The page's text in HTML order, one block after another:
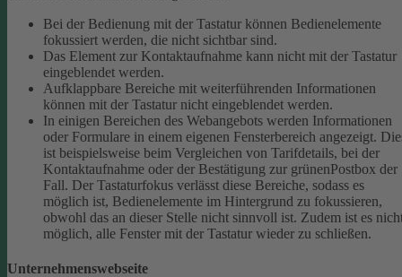
Bei der Bedienung mit der Tastatur können Bedienelemente
fokussiert werden, die nicht sichtbar sind.
Das Element zur Kontaktaufnahme kann nicht mit der Tastatur
eingeblendet werden.
Aufklappbare Bereiche mit weiterführenden Informationen
können mit der Tastatur nicht eingeblendet werden.
In einigen Bereichen des Webangebots werden Informationen
oder Formulare in einem eigenen Fensterbereich angezeigt.
ist beispielsweise beim Vergleichen von Tarifdetails, bei der
Kontaktaufnahme oder der Bestätigung zur grünenPostbox der
Fall. Der Tastaturfokus verlässt diese Bereiche, sodass es
möglich ist, Bedienelemente im Hintergrund zu fokussieren,
obwohl das an dieser Stelle nicht sinnvoll ist. Zudem ist es
möglich, alle Fenster mit der Tastatur wieder zu schließen.
Unternehmenswebseite